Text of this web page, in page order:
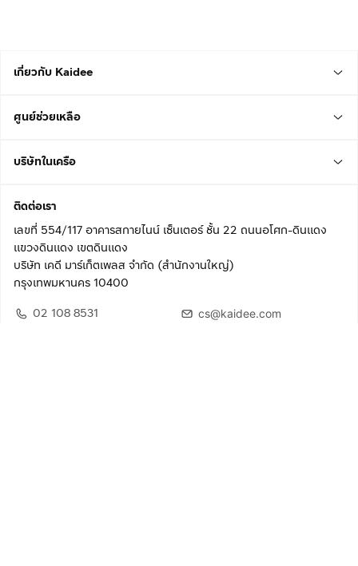
เกี่ยวกับ Kaidee
ศูนย์ช่วยเหลือ
บริษัทในเครือ
ติดต่อเรา
เลขที่ 554/117 อาคารสกายไนน์ เซ็นเตอร์ ชั้น 22 ถนนอโศก-ดินแดง
แขวงดินแดง เขตดินแดง
บริษัท เคดี มาร์เก็ตเพลส จำกัด (สำนักงานใหญ่)
กรุงเทพมหานคร 10400
02 108 8531
cs@kaidee.com